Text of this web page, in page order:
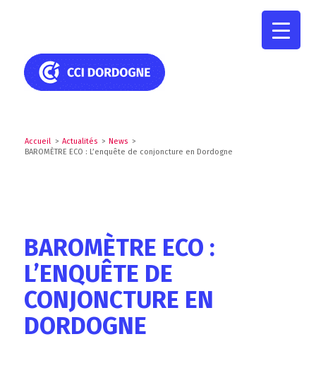
Accueil > Actualités > News >
BAROMÈTRE ECO : L’enquête de conjoncture en Dordogne
BAROMÈTRE ECO :
L’ENQUÊTE DE
CONJONCTURE EN
DORDOGNE